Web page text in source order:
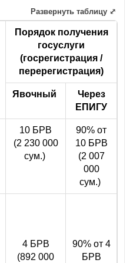
Порядок получения
госуслуги
(госрегистрация /
перерегистрация)
Явочный
Через
ЕПИГУ
10 БРВ
(2 230 000
сум.)
90% от
10 БРВ
(2 007
000
сум.)
4 БРВ
(892 000
90% от 4
БРВ
Развернуть таблицу ⤢